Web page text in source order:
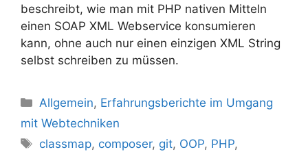
beschreibt, wie man mit PHP nativen Mitteln
einen SOAP XML Webservice konsumieren
kann, ohne auch nur einen einzigen XML String
selbst schreiben zu müssen.
Kategorien
Allgemein, Erfahrungsberichte im Umgang
mit Webtechniken
Schlagwörter
classmap, composer, git, OOP, PHP,